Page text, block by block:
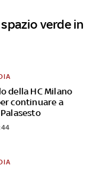
verde in
della HC Milano
continuare a